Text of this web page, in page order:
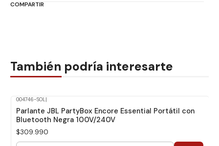
COMPARTIR
También podría interesarte
004746-SOL |
Parlante JBL PartyBox Encore Essential Portátil con
Bluetooth Negra 100V/240V
$309.990